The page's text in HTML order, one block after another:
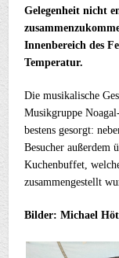
Gelegenheit nicht
Innenbereich des
Temperatur.
Die musikalische
Musikgruppe
bestens gesorgt:
Besucher außerdem
Kuchenbuffet,
zusammengestellt
Bilder: Michael